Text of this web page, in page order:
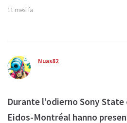
11 mesi fa
Nuas82
Durante l’odierno Sony
Eidos-Montréal hanno